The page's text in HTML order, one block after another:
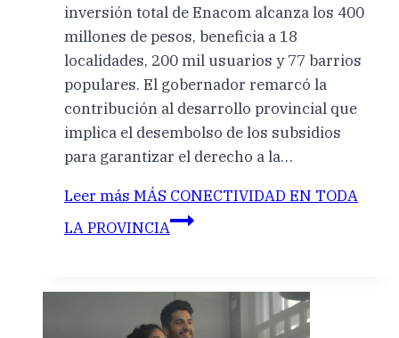
inversión total de Enacom alcanza los 400
millones de pesos, beneficia a 18
localidades, 200 mil usuarios y 77 barrios
populares. El gobernador remarcó la
contribución al desarrollo provincial que
implica el desembolso de los subsidios
para garantizar el derecho a la…
Leer más MÁS CONECTIVIDAD EN TODA
LA PROVINCIA